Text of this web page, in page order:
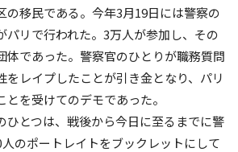
の移民である。今年3月19日には警察の
パリで行われた。3万人が参加し、その
体であった。警察官のひとりが職務質問
をレイプしたことが引き金となり、パリ
を受けてのデモであった。
ひとつは、戦後から今日に至るまでに警
のポートレイトをブックレットにして